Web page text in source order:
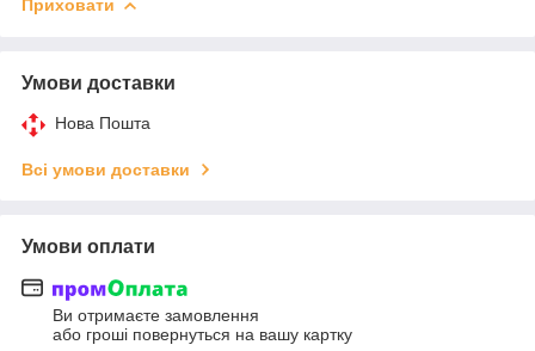
Приховати
Умови доставки
Нова Пошта
Всі умови доставки
Умови оплати
Ви отримаєте замовлення
або гроші повернуться на вашу картку